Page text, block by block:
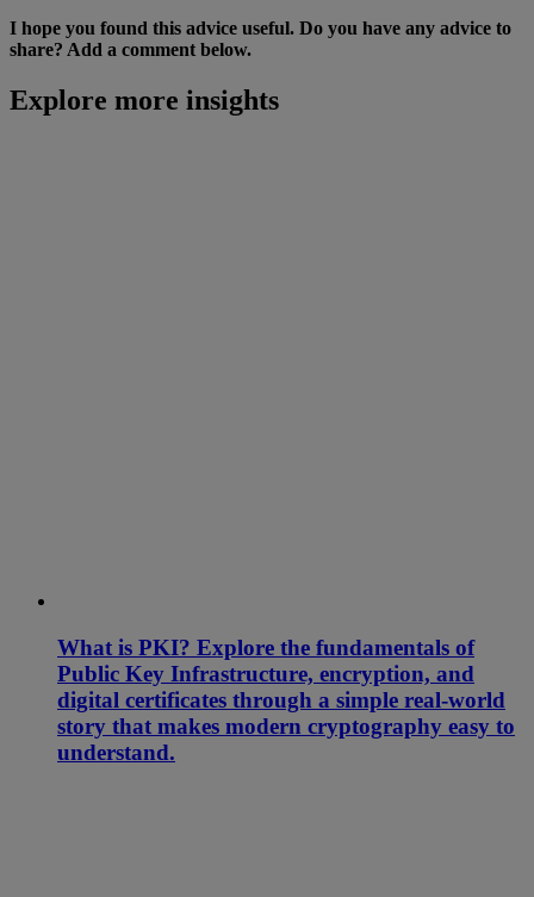
I hope you found this advice useful. Do you have any advice to
share? Add a comment below.
Explore more insights
What is PKI? Explore the fundamentals of
Public Key Infrastructure, encryption, and
digital certificates through a simple real-world
story that makes modern cryptography easy to
understand.